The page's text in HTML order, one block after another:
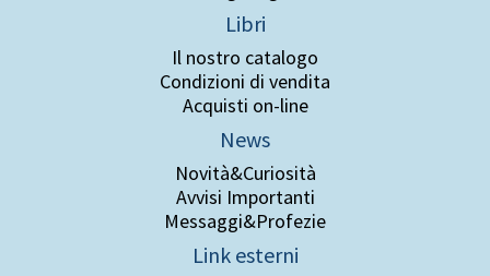
Libri
Il nostro catalogo
Condizioni di vendita
Acquisti on-line
News
Novità&Curiosità
Avvisi Importanti
Messaggi&Profezie
Link esterni